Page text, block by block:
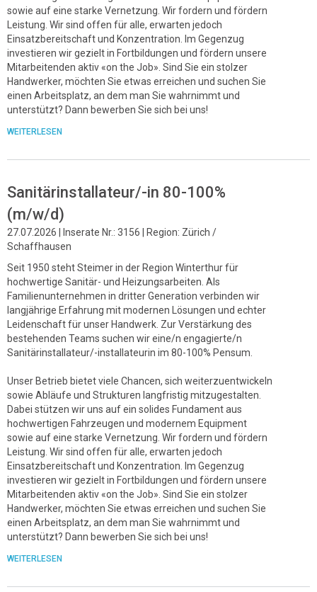
sowie auf eine starke Vernetzung. Wir fordern und fördern
Leistung. Wir sind offen für alle, erwarten jedoch
Einsatzbereitschaft und Konzentration. Im Gegenzug
investieren wir gezielt in Fortbildungen und fördern unsere
Mitarbeitenden aktiv «on the Job». Sind Sie ein stolzer
Handwerker, möchten Sie etwas erreichen und suchen Sie
einen Arbeitsplatz, an dem man Sie wahrnimmt und
unterstützt? Dann bewerben Sie sich bei uns!
WEITERLESEN
Sanitärinstallateur/-in 80-100%
(m/w/d)
27.07.2026 | Inserate Nr.: 3156 | Region: Zürich /
Schaffhausen
Seit 1950 steht Steimer in der Region Winterthur für
hochwertige Sanitär- und Heizungsarbeiten. Als
Familienunternehmen in dritter Generation verbinden wir
langjährige Erfahrung mit modernen Lösungen und echter
Leidenschaft für unser Handwerk. Zur Verstärkung des
bestehenden Teams suchen wir eine/n engagierte/n
Sanitärinstallateur/-installateurin im 80-100% Pensum.
Unser Betrieb bietet viele Chancen, sich weiterzuentwickeln
sowie Abläufe und Strukturen langfristig mitzugestalten.
Dabei stützen wir uns auf ein solides Fundament aus
hochwertigen Fahrzeugen und modernem Equipment
sowie auf eine starke Vernetzung. Wir fordern und fördern
Leistung. Wir sind offen für alle, erwarten jedoch
Einsatzbereitschaft und Konzentration. Im Gegenzug
investieren wir gezielt in Fortbildungen und fördern unsere
Mitarbeitenden aktiv «on the Job». Sind Sie ein stolzer
Handwerker, möchten Sie etwas erreichen und suchen Sie
einen Arbeitsplatz, an dem man Sie wahrnimmt und
unterstützt? Dann bewerben Sie sich bei uns!
WEITERLESEN